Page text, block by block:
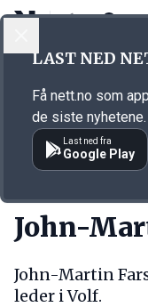
Annonsørinnhold
John-
John-Martin
leder i Volf.
LAST NED
Få nett.no som
de siste nyhetene.
Last ned fra
Google Play